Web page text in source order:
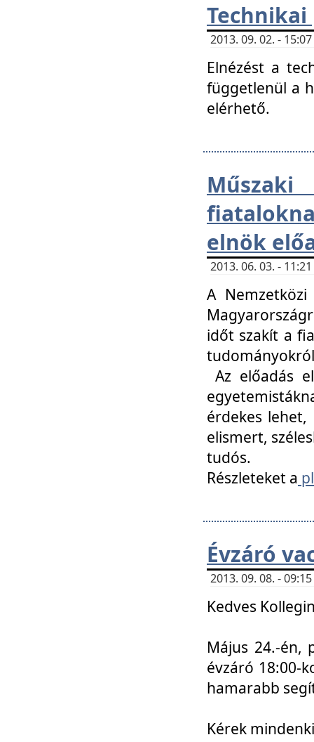
2013. 09. 02. -
Elnézést a
függetlenül a
elérhető.
elnök
2013. 06. 03. -
A
időt szakít a
Az előadás
érdekes lehet,
elismert,
tudós.
Részleteket a
Évzáró
2013. 09. 08. -
Kedves
Május 24.-én,
évzáró 18:00-
hamarabb
Kérek